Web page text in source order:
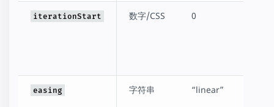
iterationStart 数字/CSS 0
easing 字符串 “linear”